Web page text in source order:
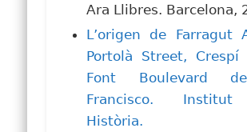
Ara Llibres. Barcelona,
L’origen de Farragut
Portolà Street,
Font Boulevard
Francisco. Institut
Història.